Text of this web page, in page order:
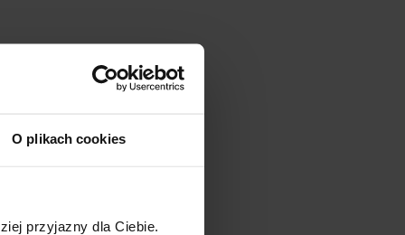
O plikach cookies
przyjazny dla Ciebie.
użytkowych.